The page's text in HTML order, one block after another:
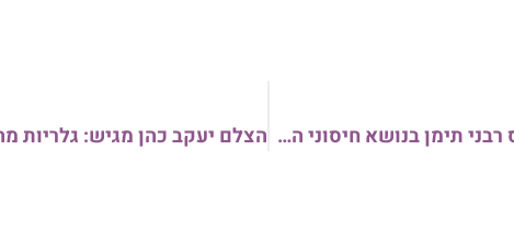
בשידור חוזר: מעמד כינוס רבני תימן בנושא חיסוני הקורונה // צפו